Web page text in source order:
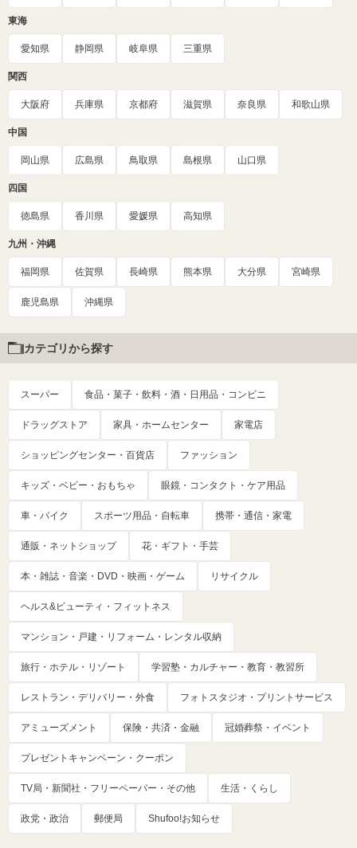
東海
愛知県 静岡県 岐阜県 三重県
関西
大阪府 兵庫県 京都府 滋賀県 奈良県 和歌山県
中国
岡山県 広島県 鳥取県 島根県 山口県
四国
徳島県 香川県 愛媛県 高知県
九州・沖縄
福岡県 佐賀県 長崎県 熊本県 大分県 宮崎県
鹿児島県 沖縄県
カテゴリから探す
スーパー 食品・菓子・飲料・酒・日用品・コンビニ
ドラッグストア 家具・ホームセンター 家電店
ショッピングセンター・百貨店 ファッション
キッズ・ベビー・おもちゃ 眼鏡・コンタクト・ケア用品
車・バイク スポーツ用品・自転車 携帯・通信・家電
通販・ネットショップ 花・ギフト・手芸
本・雑誌・音楽・DVD・映画・ゲーム リサイクル
ヘルス&ビューティ・フィットネス
マンション・戸建・リフォーム・レンタル収納
旅行・ホテル・リゾート 学習塾・カルチャー・教育・教習所
レストラン・デリバリー・外食 フォトスタジオ・プリントサービス
アミューズメント 保険・共済・金融 冠婚葬祭・イベント
プレゼントキャンペーン・クーポン
TV局・新聞社・フリーペーパー・その他 生活・くらし
政党・政治 郵便局 Shufoo!お知らせ